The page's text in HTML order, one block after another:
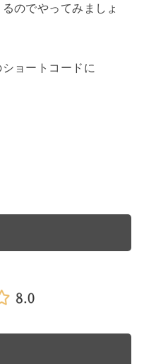
のでやってみましょ
ョートコードに